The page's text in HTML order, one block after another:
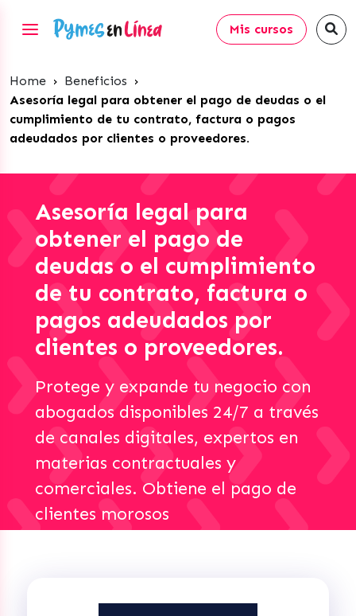
Mis cursos
Home › Beneficios ›
Asesoría legal para obtener el pago de deudas o el
cumplimiento de tu contrato, factura o pagos
adeudados por clientes o proveedores.
Asesoría legal para
obtener el pago de
deudas o el cumplimiento
de tu contrato, factura o
pagos adeudados por
clientes o proveedores.
Protege y expande tu negocio con
abogados disponibles 24/7 a través
de canales digitales, expertos en
materias contractuales y
comerciales. Obtiene el pago de
clientes morosos